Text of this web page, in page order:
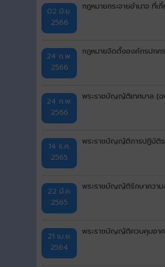
02 มิ.ย.
2566
กฎหมายกระจายอำนาจ ที่
24 ก.พ.
2566
กฎหมายจัดตั้งองค์กรปกค
24 ก.พ.
2566
พระราชบัญญัติเทศบาล (
14 ธ.ค.
2565
พระราชบัญญัติการปฏิบัติร
22 มี.ค.
2565
พระราชบัญญัติรักษาความส
21 เม.ย.
2564
พระราชบัญญัติควบคุมอาค